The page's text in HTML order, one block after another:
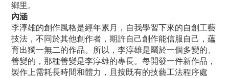
鄉里。
內涵
李淳雄的創作風格是經年累月，自我學習下來的自創工藝
技法，不同於其他創作者，期許自己創作能信服自己，蘊
育出獨一無二的作品。所以，李淳雄是屬於一個多變的、
善變的，那種善變是李淳雄的專長。每開發一件新作品，
製作上需耗長時間和體力，且按既有的技藝工法程序處